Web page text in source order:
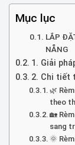
Mục lục
LẮP
NẴNG
1. Giải
2. Chi tiết
🌿
theo
🏡
sang
🌞